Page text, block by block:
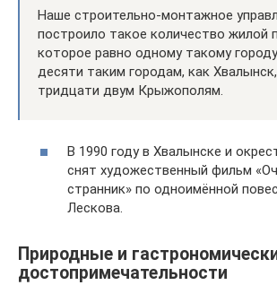
Наше строительно-монтажное
построило такое количество жилой
которое равно одному такому
десяти таким городам, как
тридцати двум Крыжополям.
В 1990 году в Хвалынске и
снят художественный фильм
странник» по одноимённой
Лескова.
Природные и
достопримечательности